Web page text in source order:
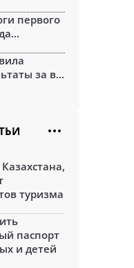
первого
за в...
туризма
паспорт
и детей